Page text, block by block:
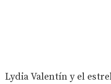
Lydia Valentín y el